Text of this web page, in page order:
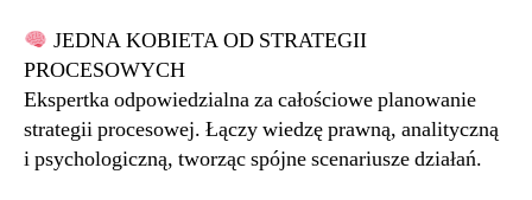
JEDNA KOBIETA OD STRATEGII
PROCESOWYCH
Ekspertka odpowiedzialna za całościowe planowanie
strategii procesowej. Łączy wiedzę prawną, analityczną
i psychologiczną, tworząc spójne scenariusze działań.